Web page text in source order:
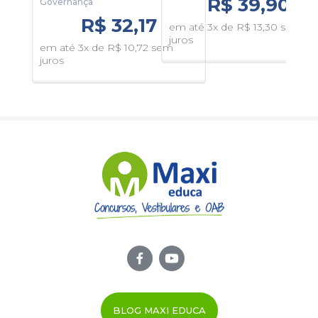
Esses são só alguns dos benefícios de usar oMapa de
Questões Online - AL-CE - Técnico Legislativo
Tempo de Acesso:
R$ 32,17
em até 3x de R$ 10,72 sem
juros
R$ 39,90
em até 3x de R$ 13,30 sem
juros
BLOG MAXI EDUCA